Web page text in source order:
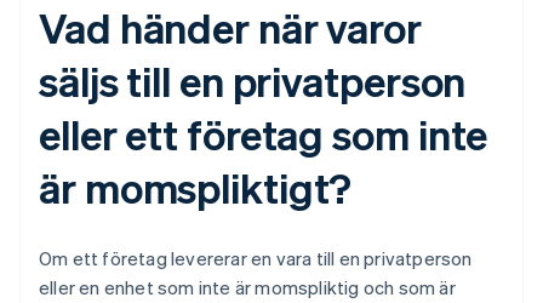
Vad händer när varor
säljs till en privatperson
eller ett företag som inte
är momspliktigt?
Om ett företag levererar en vara till en privatperson
eller en enhet som inte är momspliktig och som är